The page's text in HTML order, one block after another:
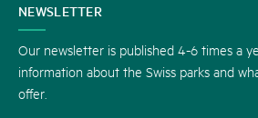
CONTACT
US
NEWSLETTER
Our newsletter is published 4-6 times a
information about the Swiss parks and
offer.